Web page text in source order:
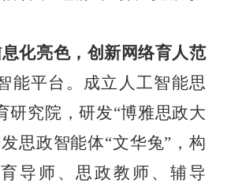
化亮色，创新网络育人范
能平台。成立人工智能思
研究院，研发“博雅思政大
思政智能体“文华兔”，构
导师、思政教师、辅导